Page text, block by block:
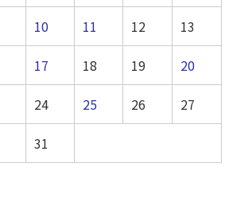
10 11 12 13
17 18 19 20
24 25 26 27
31